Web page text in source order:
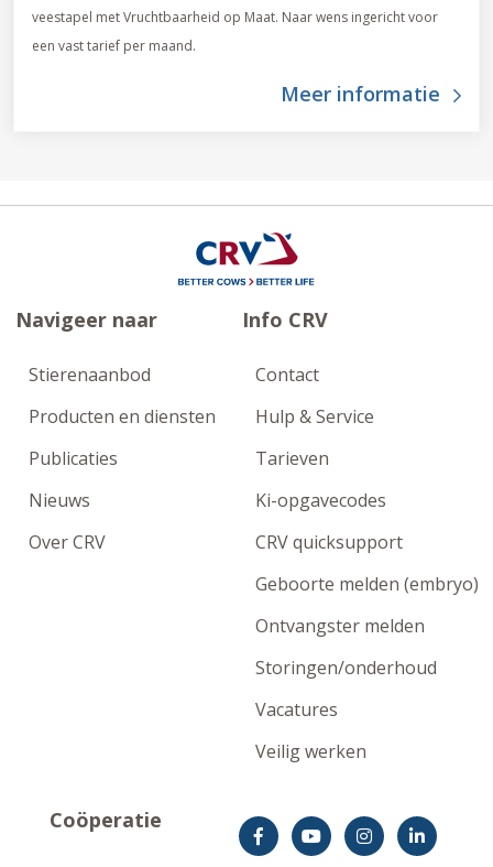
veestapel met Vruchtbaarheid op Maat. Naar wens ingericht voor
een vast tarief per maand.
Meer informatie
Navigeer naar
Stierenaanbod
Producten en diensten
Publicaties
Nieuws
Over CRV
Info CRV
Contact
Hulp & Service
Tarieven
Ki-opgavecodes
CRV quicksupport
Geboorte melden (embryo)
Ontvangster melden
Storingen/onderhoud
Vacatures
Veilig werken
Coöperatie